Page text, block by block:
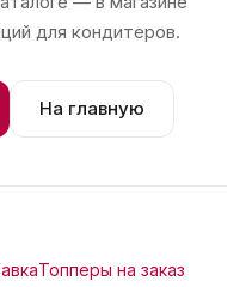
для кондитеров.
На главную
Топперы на заказ